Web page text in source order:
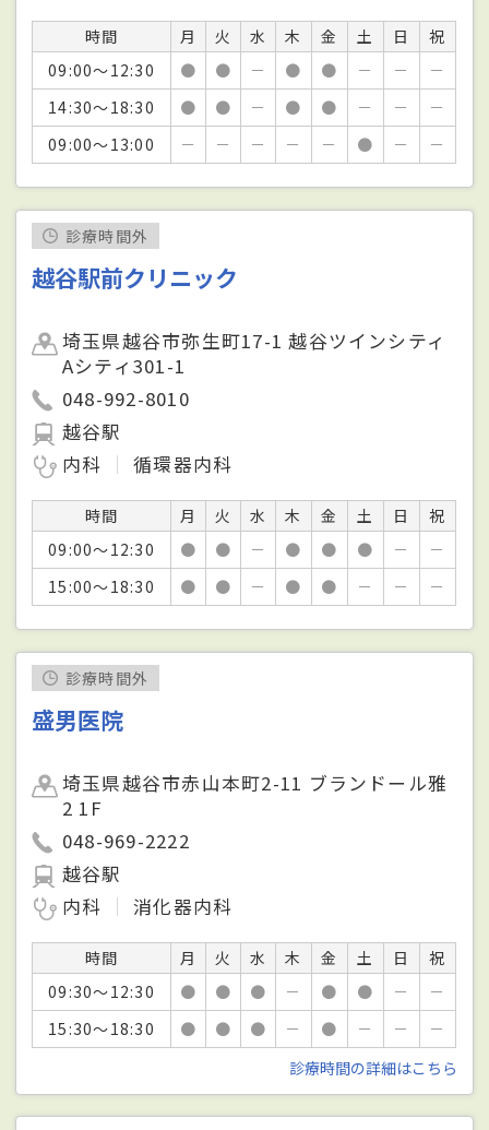
時間 月 火 水 木 金 土 日
祝
09:00～12:30
● ● － ● ● － －
－
14:30～18:30
● ● － ● ● － －
－
09:00～13:00
－ － － － － ● － －
診療時間外
越谷駅前クリニック
埼玉県越谷市弥生町17-1 越谷ツインシティ
Aシティ301-1
048-992-8010
越谷駅
内科
循環器内科
時間 月 火 水 木 金 土 日
祝
09:00～12:30
● ● － ● ● ● －
－
15:00～18:30
● ● － ● ● － － －
診療時間外
盛男医院
埼玉県越谷市赤山本町2-11 ブランドール雅
2 1F
048-969-2222
越谷駅
内科
消化器内科
時間 月 火 水 木 金 土 日
祝
09:30～12:30
● ● ● － ● ● －
－
15:30～18:30
● ● ● － ● － －
－
診療時間の詳細はこちら